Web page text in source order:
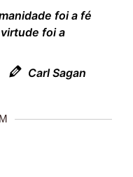
foi a fé
foi a
Carl Sagan